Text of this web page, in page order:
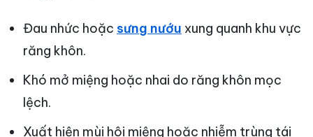
Đau nhức hoặc sưng nướu xung quanh khu vực
răng khôn.
Khó mở miệng hoặc nhai do răng khôn mọc
lệch.
Xuất hiện mùi hôi miệng hoặc nhiễm trùng tái